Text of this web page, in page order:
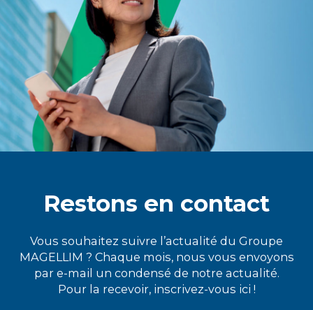
Restons en contact
Vous souhaitez suivre l’actualité du Groupe
MAGELLIM ? Chaque mois, nous vous envoyons
par e-mail un condensé de notre actualité.
Pour la recevoir, inscrivez-vous ici !